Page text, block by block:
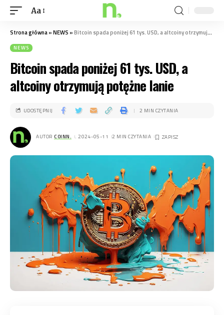
Aa
Strona główna»NEWS »Bitcoin spada poniżej 61 tys. USD, a altcoiny otrzymują potężne lanie
NEWS
Bitcoin spada poniżej 61 tys. USD, a
altcoiny otrzymują potężne lanie
AUTOR COINN. . 2024-05-11 2 MIN CZYTANIA
UDOSTĘPNIJ 2 MIN CZYTANIA